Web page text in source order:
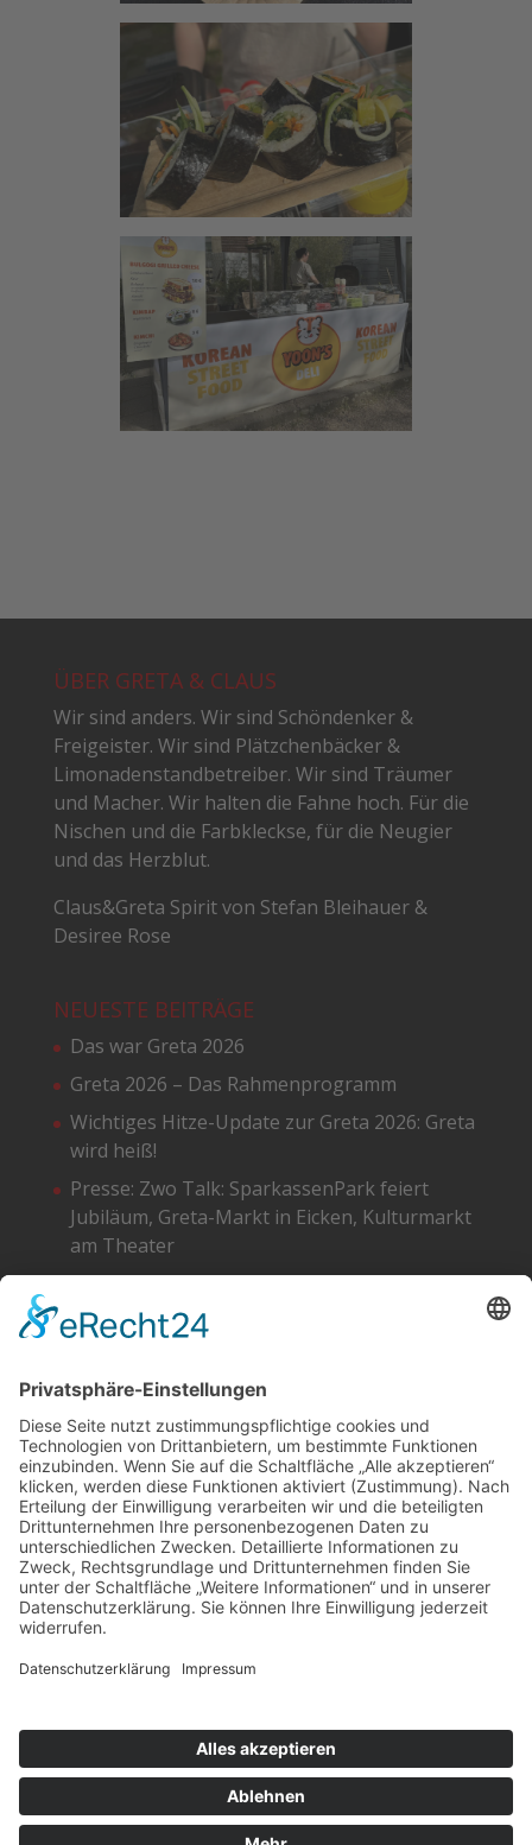
ÜBER GRETA & CLAUS
Wir sind anders. Wir sind Schöndenker &
Freigeister. Wir sind Plätzchenbäcker &
Limonadenstandbetreiber. Wir sind Träumer
und Macher. Wir halten die Fahne hoch. Für die
Nischen und die Farbkleckse, für die Neugier
und das Herzblut.
Claus&Greta Spirit von Stefan Bleihauer &
Desiree Rose
NEUESTE BEITRÄGE
Das war Greta 2026
Greta 2026 – Das Rahmenprogramm
Wichtiges Hitze-Update zur Greta 2026: Greta
wird heiß!
Presse: Zwo Talk: SparkassenPark feiert
Jubiläum, Greta-Markt in Eicken, Kulturmarkt
am Theater
Greta 2026 – Die Standpläne
Facebook
Instagram
SoundCloud
YouTube
Cookie-Einstellungen
Datenschutz